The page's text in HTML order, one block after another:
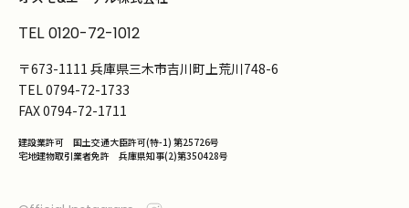
TEL0120-72-1012
〒673-1111 兵庫県三木市吉川町上荒川748-6
TEL0794-72-1733
FAX0794-72-1711
建設業許可 国土交通大臣許可(特-1) 第25726号
宅地建物取引業者免許 兵庫県知事(2)第350428号